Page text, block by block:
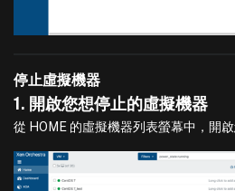
停止虛擬機器
1. 開啟您想停止的虛擬機器
從 HOME 的虛擬機器列表螢幕中，開